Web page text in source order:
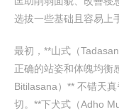
选拔一些基础且容易上
最初，**山式（
正确的站姿和体魄均衡
Bitilasana）** 不错天真
切。**下犬式（Adho